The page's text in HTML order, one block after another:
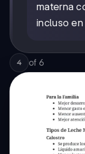
materna
incluso
4 of 6